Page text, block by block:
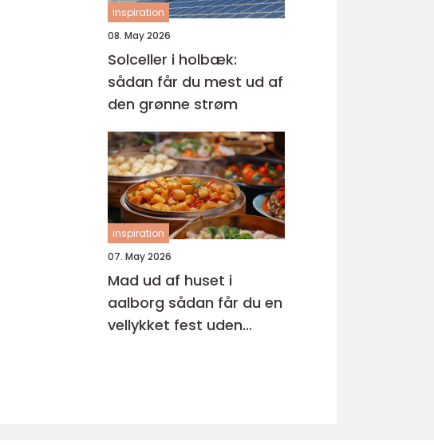
inspiration
08. May 2026
Solceller i holbæk:
sådan får du mest ud af
den grønne strøm
inspiration
07. May 2026
Mad ud af huset i
aalborg sådan får du en
vellykket fest uden